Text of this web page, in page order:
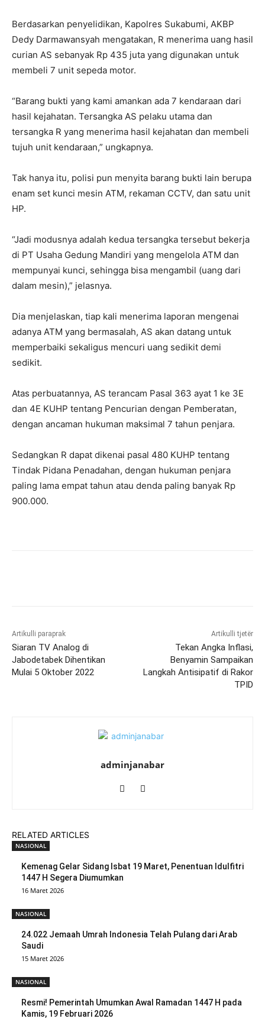
Berdasarkan penyelidikan, Kapolres Sukabumi, AKBP
Dedy Darmawansyah mengatakan, R menerima uang hasil
curian AS sebanyak Rp 435 juta yang digunakan untuk
membeli 7 unit sepeda motor.
“Barang bukti yang kami amankan ada 7 kendaraan dari
hasil kejahatan. Tersangka AS pelaku utama dan
tersangka R yang menerima hasil kejahatan dan membeli
tujuh unit kendaraan,” ungkapnya.
Tak hanya itu, polisi pun menyita barang bukti lain berupa
enam set kunci mesin ATM, rekaman CCTV, dan satu unit
HP.
“Jadi modusnya adalah kedua tersangka tersebut bekerja
di PT Usaha Gedung Mandiri yang mengelola ATM dan
mempunyai kunci, sehingga bisa mengambil (uang dari
dalam mesin),” jelasnya.
Dia menjelaskan, tiap kali menerima laporan mengenai
adanya ATM yang bermasalah, AS akan datang untuk
memperbaiki sekaligus mencuri uang sedikit demi
sedikit.
Atas perbuatannya, AS terancam Pasal 363 ayat 1 ke 3E
dan 4E KUHP tentang Pencurian dengan Pemberatan,
dengan ancaman hukuman maksimal 7 tahun penjara.
Sedangkan R dapat dikenai pasal 480 KUHP tentang
Tindak Pidana Penadahan, dengan hukuman penjara
paling lama empat tahun atau denda paling banyak Rp
900.000.
Artikulli paraprak
Siaran TV Analog di
Jabodetabek Dihentikan
Mulai 5 Oktober 2022
Artikulli tjetër
Tekan Angka Inflasi,
Benyamin Sampaikan
Langkah Antisipatif di Rakor
TPID
adminjanabar
RELATED ARTICLES
NASIONAL
Kemenag Gelar Sidang Isbat 19 Maret, Penentuan Idulfitri
1447 H Segera Diumumkan
16 Maret 2026
NASIONAL
24.022 Jemaah Umrah Indonesia Telah Pulang dari Arab
Saudi
15 Maret 2026
NASIONAL
Resmi! Pemerintah Umumkan Awal Ramadan 1447 H pada
Kamis, 19 Februari 2026